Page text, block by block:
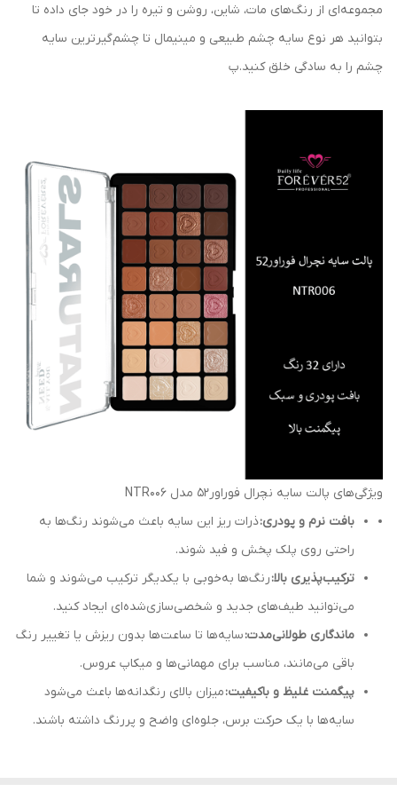
مجموعه‌ای از رنگ‌های مات، شاین، روشن و تیره را در خود جای داده تا
بتوانید هر نوع سایه چشم طبیعی و مینیمال تا چشم‌گیرترین سایه
چشم را به‌ سادگی خلق کنید.پ
ویژگی‌های پالت سایه نچرال فوراور52 مدل NTR006
بافت نرم و پودری:ذرات ریز این سایه باعث می‌شوند رنگ‌ها به‌
راحتی روی پلک پخش و فید شوند.
ترکیب‌پذیری بالا:رنگ‌ها به‌خوبی با یکدیگر ترکیب می‌شوند و شما
می‌توانید طیف‌های جدید و شخصی‌سازی‌شده‌ای ایجاد کنید.
ماندگاری طولانی‌مدت:سایه‌ها تا ساعت‌ها بدون ریزش یا تغییر رنگ
باقی می‌مانند، مناسب برای مهمانی‌ها و میکاپ عروس.
پیگمنت غلیظ و باکیفیت:میزان بالای رنگدانه‌ها باعث می‌شود
سایه‌ها با یک حرکت برس، جلوه‌ای واضح و پررنگ داشته باشند.